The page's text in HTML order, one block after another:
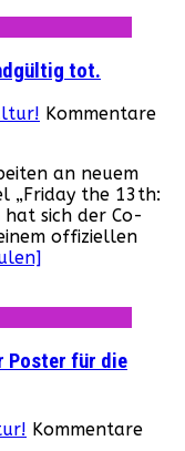
tot.
Kommentare
an neuem
„Friday the 13th:
sich der Co-
offiziellen
Poster für die
Kommentare